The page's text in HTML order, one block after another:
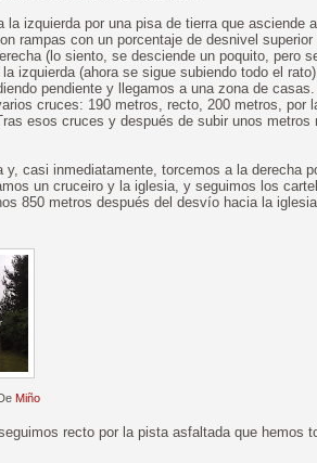
la izquierda por una pisa de tierra que asciende
rampas con un porcentaje de desnivel
(lo siento, se desciende un poquito, pero
izquierda (ahora se sigue subiendo todo el
pendiente y llegamos a una zona de
cruces: 190 metros, recto, 200 metros, por
esos cruces y después de subir unos metros
y, casi inmediatamente, torcemos a la derecha
un cruceiro y la iglesia, y seguimos los
850 metros después del desvío hacia la
Miño
recto por la pista asfaltada que hemos